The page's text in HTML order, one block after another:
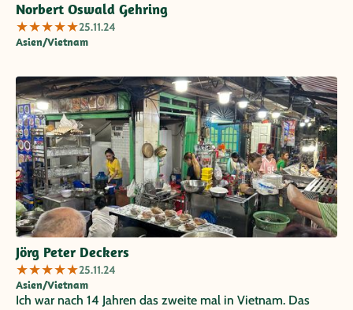
Norbert Oswald Gehring
★★★★★25.11.24
Asien/Vietnam
Jörg Peter Deckers
★★★★★25.11.24
Asien/Vietnam
Ich war nach 14 Jahren das zweite mal in Vietnam. Das